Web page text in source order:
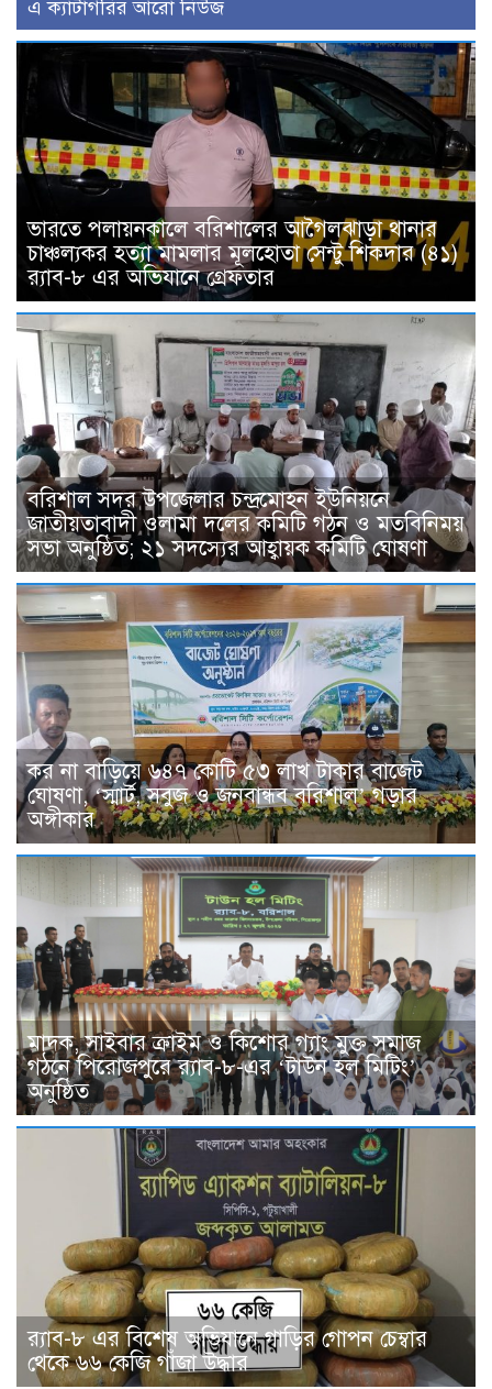
এ ক্যাটাগরির আরো নিউজ
ভারতে পলায়নকালে বরিশালের আগৈলঝাড়া থানার
চাঞ্চল্যকর হত্যা মামলার মূলহোতা সেন্টু শিকদার (৪১)
র‍্যাব-৮ এর অভিযানে গ্রেফতার
বরিশাল সদর উপজেলার চন্দ্রমোহন ইউনিয়নে
জাতীয়তাবাদী ওলামা দলের কমিটি গঠন ও মতবিনিময়
সভা অনুষ্ঠিত; ২১ সদস্যের আহ্বায়ক কমিটি ঘোষণা
কর না বাড়িয়ে ৬৪৭ কোটি ৫৩ লাখ টাকার বাজেট
ঘোষণা, ‘স্মার্ট, সবুজ ও জনবান্ধব বরিশাল’ গড়ার
অঙ্গীকার
মাদক, সাইবার ক্রাইম ও কিশোর গ্যাং মুক্ত সমাজ
গঠনে পিরোজপুরে র‍্যাব-৮-এর ‘টাউন হল মিটিং’
অনুষ্ঠিত
র‍্যাব-৮ এর বিশেষ অভিযানে গাড়ির গোপন চেম্বার
থেকে ৬৬ কেজি গাঁজা উদ্ধার